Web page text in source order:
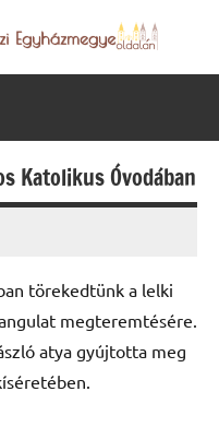
Katolikus Óvodában
törekedtünk a lelki
megteremtésére.
atya gyújtotta meg